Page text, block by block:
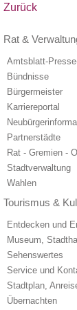
Zurück
Rat &
Amtsblatt-
Bündnisse
Bürgermeister
Karriereportal
Partnerstädte
Rat - Gremien -
Stadtverwaltung
Wahlen
Tourismus &
Entdecken und
Museum,
Sehenswertes
Service und
Stadtplan,
Übernachten